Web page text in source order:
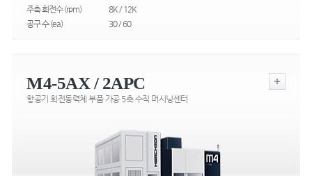
주축 회전수 (rpm)
8K / 12K
공구 수 (ea)
30 / 60
M4-5AX / 2APC
항공기 회전동력체 부품 가공 5축 수직 머시닝센터